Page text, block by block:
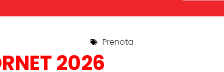
Prenota
2026